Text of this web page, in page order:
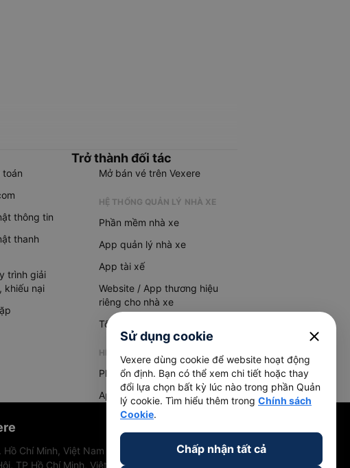
toán
thông tin
thanh
trình giải
khiếu nại
Trở thành đối tác
Mở bán vé trên Vexere
HỆ THỐNG QUẢN LÝ NHÀ XE
Phần mềm nhà xe
App quản lý nhà xe
App tài xế
Website / App thương hiệu
riêng cho nhà xe
Tổng đài AI
HỆ THỐNG QUẢN LÝ HÀNG HOÁ
Phần mềm quản lý hàng hoá
App quản lý hàng hoá
Chí Minh, Việt Nam
TP Hồ Chí Minh, Việt Nam
Sử dụng cookie close
Vexere dùng cookie để website hoạt động
ổn định. Bạn có thể xem chi tiết hoặc thay
đổi lựa chọn bất kỳ lúc nào trong phần Quản
lý cookie. Tìm hiểu thêm trong Chính sách
Cookie.
Chấp nhận tất cả